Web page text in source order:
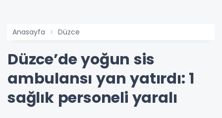
Anasayfa Düzce
Düzce’de yoğun sis
ambulansı yan yatırdı: 1
sağlık personeli yaralı